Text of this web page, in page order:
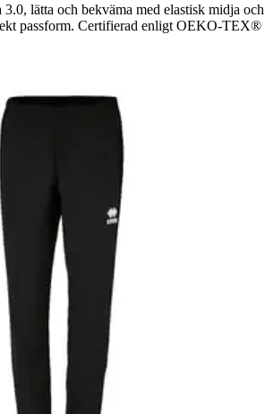
lätta och bekväma med elastisk midja och
passform. Certifierad enligt OEKO-TEX®